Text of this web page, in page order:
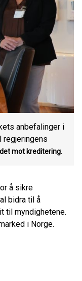
anbefalinger i
regjeringens
mot kreditering.
å sikre
bidra til å
til myndighetene.
i Norge.